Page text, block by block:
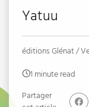
Yatuu
éditions Glénat /
1 minute read
Partager